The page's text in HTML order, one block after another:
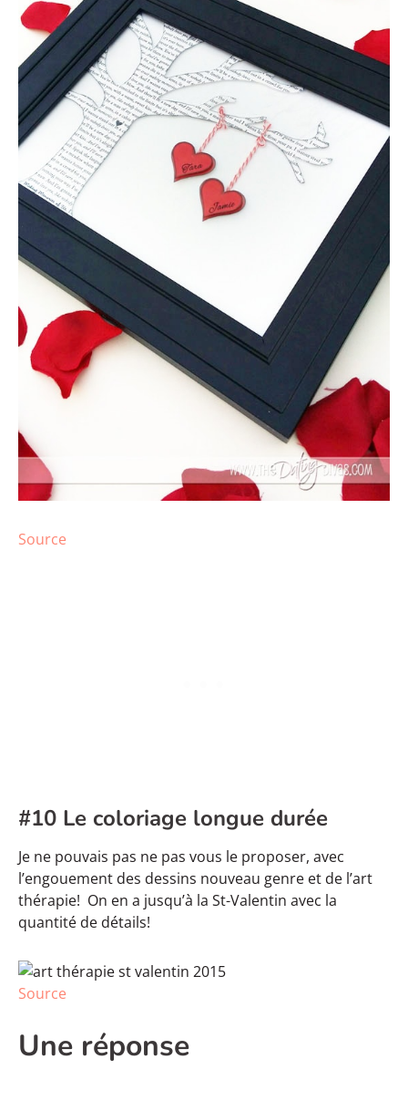
Source
#10 Le coloriage longue durée
Je ne pouvais pas ne pas vous le proposer, avec
l’engouement des dessins nouveau genre et de l’art
thérapie! On en a jusqu’à la St-Valentin avec la
quantité de détails!
Source
Une réponse